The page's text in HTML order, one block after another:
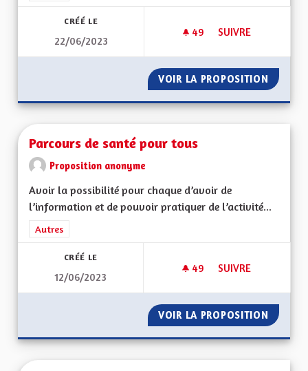
CRÉÉ LE
22/06/2023
49 49 ABONNÉS
SUIVRE
VOIR LA PROPOSITION
Parcours de santé pour tous
Proposition anonyme
Avoir la possibilité pour chaque d’avoir de
l’information et de pouvoir pratiquer de l’activité...
Filtrer les résultats de la catégorie : Autres
Autres
CRÉÉ LE
12/06/2023
49 49 ABONNÉS
SUIVRE
VOIR LA PROPOSITION